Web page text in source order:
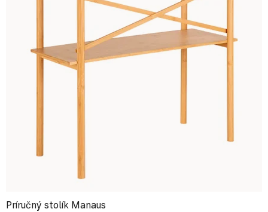
Príručný stolík Manaus